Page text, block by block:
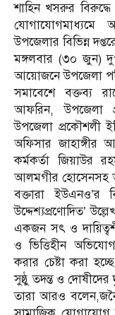
শাহিন খসরুর
যোগাযোগমাধ্যমে
উপজেলার বিভিন্ন
মঙ্গলবার (৩০ জুন)
আয়োজনে উপজেলা
সমাবেশে বক্তব্য
আফরিন, উপজেলা
উপজেলা প্রকৌশলী
অফিসার
কর্মকর্তা জিয়াউর
আলমগীর হোসেনসহ
বক্তারা ইউএনও’র
উদ্দেশ্যপ্রণোদিত’
একজন সৎ ও
ও ভিত্তিহীন
করার চেষ্টা করা
সুষ্ঠু তদন্ত ও দোষীদের
তারা আরও